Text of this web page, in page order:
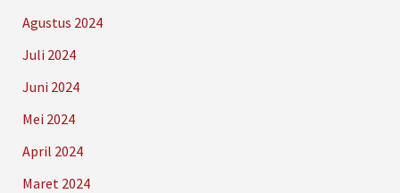
Agustus 2024
Juli 2024
Juni 2024
Mei 2024
April 2024
Maret 2024